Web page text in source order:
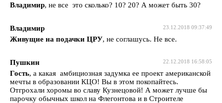
Владимир, не все это сколько? 10? 20? А может быть 30?
23.12.2018 09:37:49
Владимир
Живущие на подачки ЦРУ, не соглашусь. Не все.
22.12.2018 16:58:05
Пушкин
Гость, а какая амбициозная задумка ее проект американской
мечты в образовании КЦО! Вы в этом покопайтесь.
Отгрохали хоромы во славу Кузнецовой! А может лучше бы
парочку обычных школ на Флегонтова и в Строителе